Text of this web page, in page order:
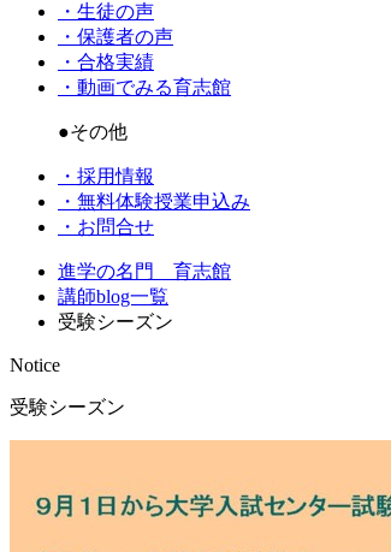
・生徒の声
・保護者の声
・合格実績
・動画でみる育志館
●その他
・採用情報
・無料体験授業申込み
・お問合せ
進学の名門 育志館
講師blog一覧
受験シーズン
Notice
受験シーズン